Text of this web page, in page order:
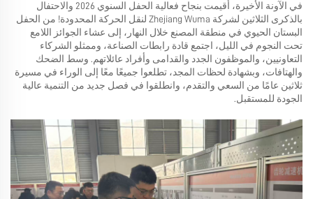
في الآونة الأخيرة، أُقيمت بنجاح فعالية الحفل السنوي 2026 والاحتفال
بالذكرى الثلاثين لشركة Zhejiang Wuma لنقل الحركة المحدودة! من الحفل
البستان الحيوي في منطقة المصنع خلال النهار، إلى عشاء الجوائز اللامع
تحت النجوم في الليل، اجتمع قادة رابطات الصناعة، وممثلو الشركاء
التعاونيين، والموظفون الجدد والقدامى وأفراد عائلاتهم. وسط الضحك
والهتافات، وبشهادة لحظات المجد، تطلعوا جميعًا معًا إلى الوراء في مسيرة
ثلاثين عامًا من السعي والتقدم، وانطلقوا في فصل جديد من التنمية عالية
الجودة للمستقبل.